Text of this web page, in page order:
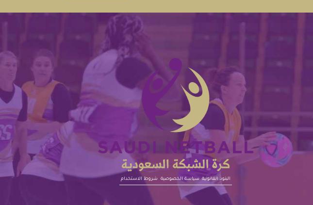
البنود القانونية‎‎ سياسة الخصوصية شروط الاستخدام